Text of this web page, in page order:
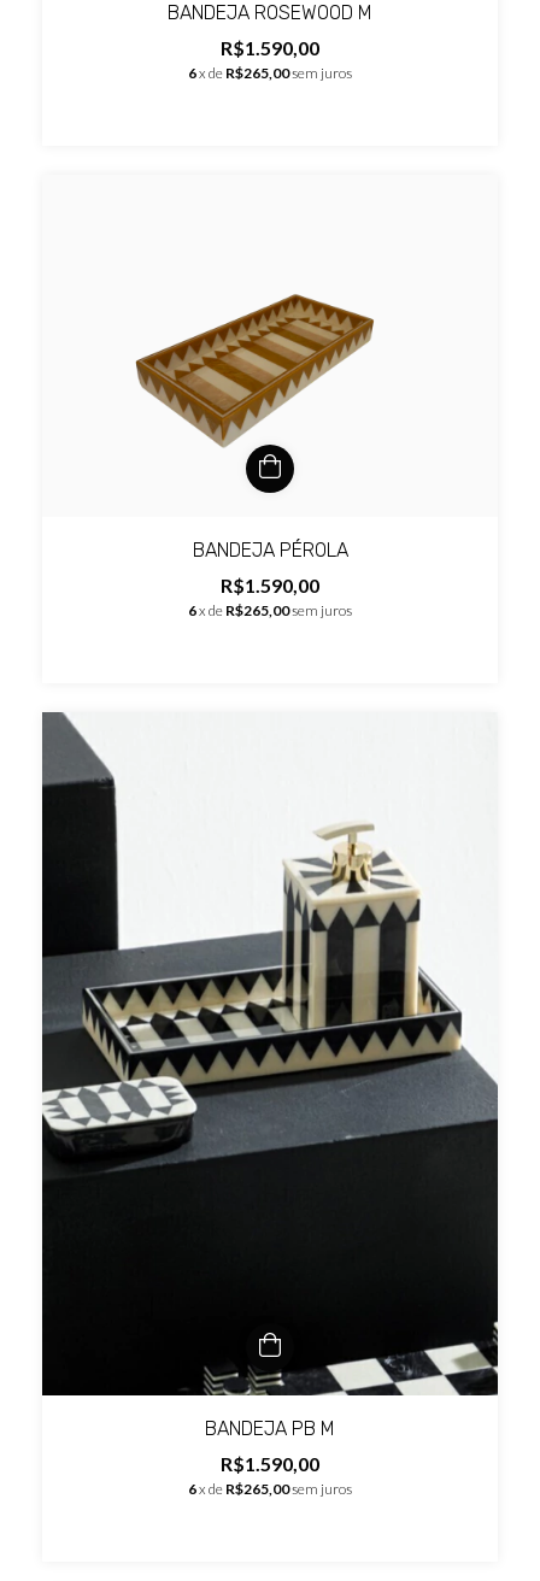
BANDEJA ROSEWOOD M
R$1.590,00
6x de R$265,00sem juros
BANDEJA PÉROLA
R$1.590,00
6x de R$265,00sem juros
BANDEJA PB M
R$1.590,00
6x de R$265,00sem juros